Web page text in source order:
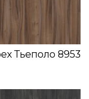
Тьеполо 8953